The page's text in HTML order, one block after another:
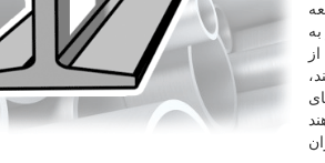
اینكه این ۳۵ قطعه